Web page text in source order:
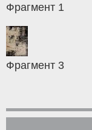
Фрагмент 1
Фрагмент 3